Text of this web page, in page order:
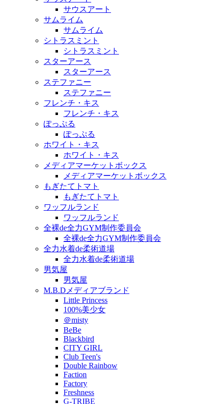
サウスアート
サムライム
サムライム
シトラスミント
シトラスミント
スターアース
スターアース
ステファニー
ステファニー
フレンチ・キス
フレンチ・キス
ぽっぷる
ぽっぷる
ホワイト・キス
ホワイト・キス
メディアマーケットボックス
メディアマーケットボックス
もぎたてトマト
もぎたてトマト
ワッフルランド
ワッフルランド
全裸de全力GYM制作委員会
全裸de全力GYM制作委員会
全力水着de柔術道場
全力水着de柔術道場
男気屋
男気屋
M.B.Dメディアブランド
Little Princess
100%美少女
＠misty
BeBe
Blackbird
CITY GIRL
Club Teen's
Double Rainbow
Faction
Factory
Freshness
G-TRIBE